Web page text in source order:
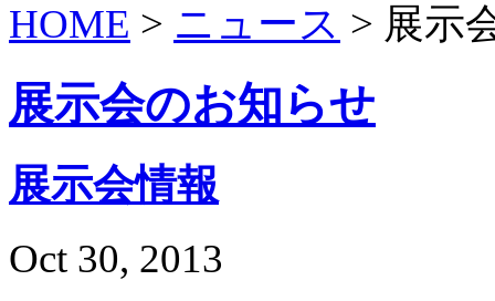
HOME > ニュース > 展示
展示会のお知らせ
展示会情報
Oct 30, 2013